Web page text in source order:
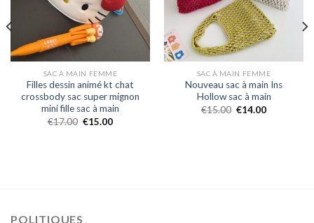
SAC À MAIN FEMME
Filles dessin animé kt chat
crossbody sac super mignon
mini fille sac à main
€17.00 €15.00
SAC À MAIN FEMME
Nouveau sac à main Ins
Hollow sac à main
€15.00 €14.00
POLITIQUES